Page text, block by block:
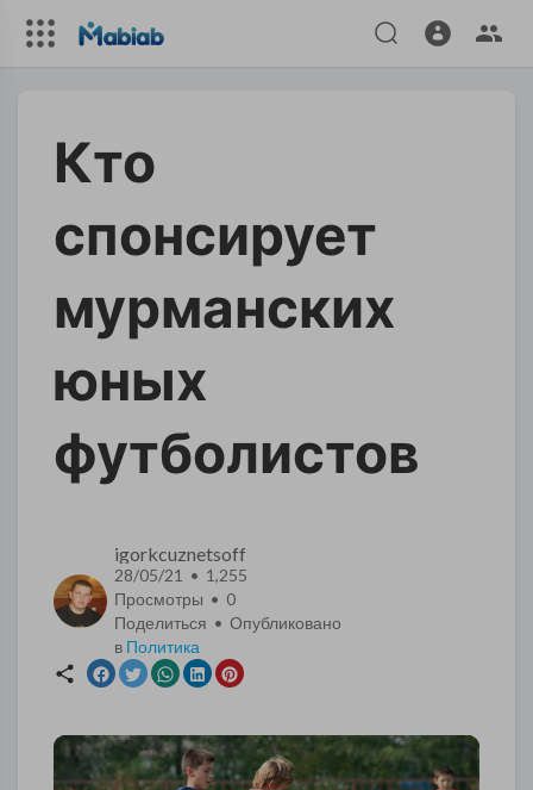
Кто
спонсирует
мурманских
юных
футболистов
igorkcuznetsoff
28/05/21 • 1,255
Просмотры • 0
Поделиться • Опубликовано
в Политика